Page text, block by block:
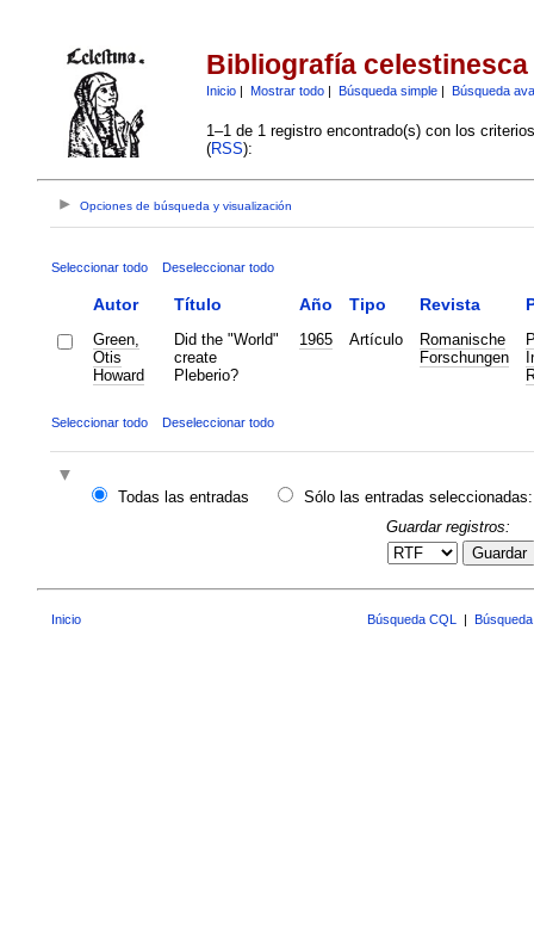
Bibliografía celestinesca
Inicio| Mostrar todo| Búsqueda simple| Búsqueda
1–1 de 1 registro encontrado(s) con los
(RSS):
Opciones de búsqueda y visualización
Seleccionar todo Deseleccionar todo
Autor Título Año Tipo Revista
Green,
Otis
Howard
Did the "World"
create
Pleberio?
1965 Artículo
Romanische
Forschungen
Seleccionar todo Deseleccionar todo
Todas las entradas
Sólo las entradas seleccionadas:
Guardar registros:
Guardar
Inicio Búsqueda CQL